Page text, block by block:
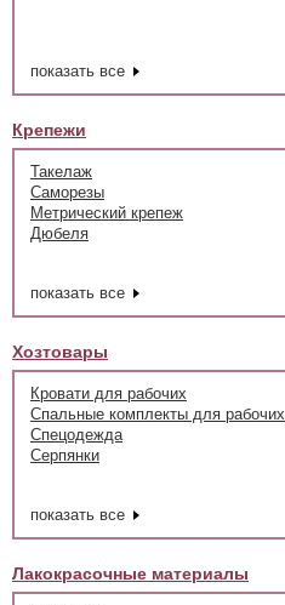
показать все
Крепежи
Такелаж
Саморезы
Метрический крепеж
Дюбеля
показать все
Хозтовары
Кровати для рабочих
Спальные комплекты для рабочих
Спецодежда
Серпянки
показать все
Лакокрасочные материалы